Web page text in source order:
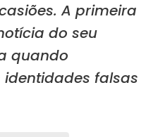
A primeira
do seu
quando
falsas